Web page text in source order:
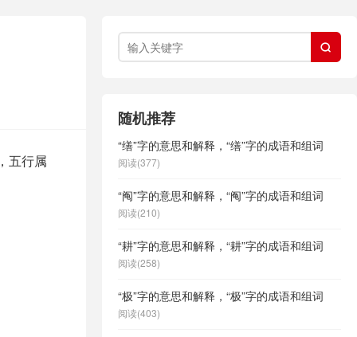
五行属

随机推荐
“缮”字的意思和解释，“缮”字的成语和组词
阅读(377)
“阄”字的意思和解释，“阄”字的成语和组词
阅读(210)
“耕”字的意思和解释，“耕”字的成语和组词
阅读(258)
“极”字的意思和解释，“极”字的成语和组词
阅读(403)